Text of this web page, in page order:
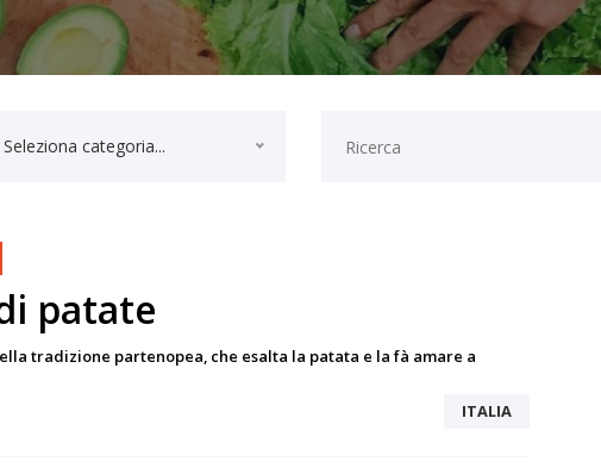
Seleziona categoria...
patate
tradizione partenopea, che esalta la patata e la fà amare a
ITALIA